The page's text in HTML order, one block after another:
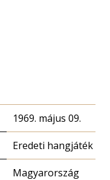
1969. május 09.
Eredeti hangjáték
Magyarország